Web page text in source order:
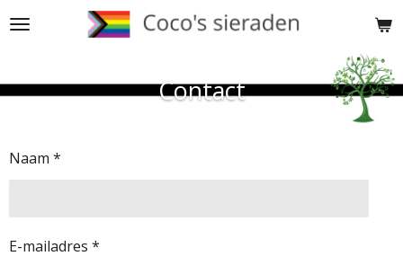
Ga
de
Contact
Naam *
E-mailadres *